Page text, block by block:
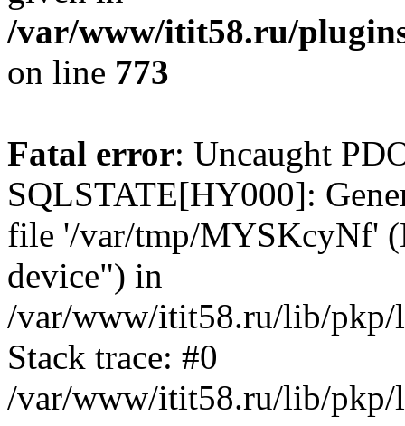
/var/www/itit58.ru/
on line 773
Fatal error: Uncaught
SQLSTATE[HY000]:
file '/var/tmp/MYSKcyNf'
device") in
/var/www/itit58.ru/lib/pkp/
Stack trace: #0
/var/www/itit58.ru/lib/pkp/